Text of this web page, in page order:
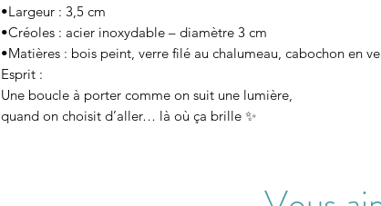
•Largeur : 3,5 cm
•Créoles : acier inoxydable – diamètre 3 cm
•Matières : bois peint, verre filé au chalumeau, cabochon en
Esprit :
Une boucle à porter comme on suit une lumière,
quand on choisit d’aller… là où ça brille ✨